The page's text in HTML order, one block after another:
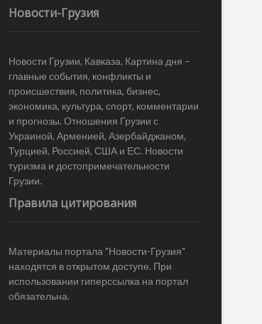
Новости-Грузия
Новости Грузии, Кавказа. Картина дня –
главные события, конфликты и
происшествия, политика, бизнес,
экономика, культура, спорт, комментарии
и прогнозы. Отношения Грузии с
Украиной, Арменией, Азербайджаном,
Турцией, Россией, США и ЕС. Новости
туризма и достопримечательности
Грузии.
Правила цитирования
Материалы портала "Новости-Грузия"
находятся в открытом доступе. При
использовании гиперссылка на портал
обязательна.